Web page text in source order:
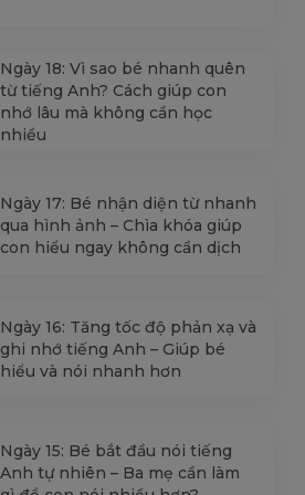
Ngày 18: Vì sao bé nhanh quên
từ tiếng Anh? Cách giúp con
nhớ lâu mà không cần học
nhiều
Ngày 17: Bé nhận diện từ nhanh
qua hình ảnh – Chìa khóa giúp
con hiểu ngay không cần dịch
Ngày 16: Tăng tốc độ phản xạ và
ghi nhớ tiếng Anh – Giúp bé
hiểu và nói nhanh hơn
Ngày 15: Bé bắt đầu nói tiếng
Anh tự nhiên – Ba mẹ cần làm